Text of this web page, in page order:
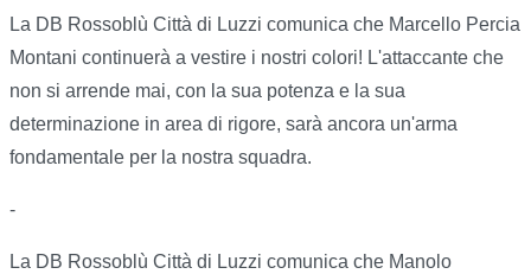
La DB Rossoblù Città di Luzzi comunica che Marcello Percia
Montani continuerà a vestire i nostri colori! L'attaccante che
non si arrende mai, con la sua potenza e la sua
determinazione in area di rigore, sarà ancora un'arma
fondamentale per la nostra squadra.
-
La DB Rossoblù Città di Luzzi comunica che Manolo